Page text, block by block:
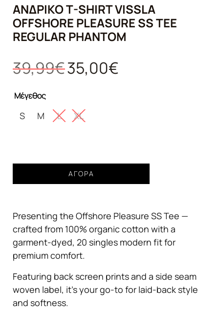
ΑΝΔΡΙΚΌ T-SHIRT VISSLA
OFFSHORE PLEASURE SS TEE
REGULAR PHANTOM
39,99€ Original
price
35,00€
Μέγεθος
S M L XL
Offshore
Pleasure
Ss
Tee
Regular
Phantom
ποσότητα
ΑΓΟΡΆ
Presenting the Offshore Pleasure SS Tee —
crafted from 100% organic cotton with a
garment-dyed, 20 singles modern fit for
premium comfort.
Featuring back screen prints and a side seam
woven label, it’s your go-to for laid-back style
and softness.